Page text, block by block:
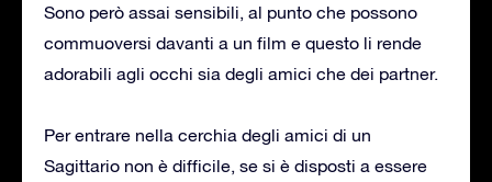
Sono però assai sensibili, al punto che possono
commuoversi davanti a un film e questo li rende
adorabili agli occhi sia degli amici che dei partner.
Per entrare nella cerchia degli amici di un
Sagittario non è difficile, se si è disposti a essere